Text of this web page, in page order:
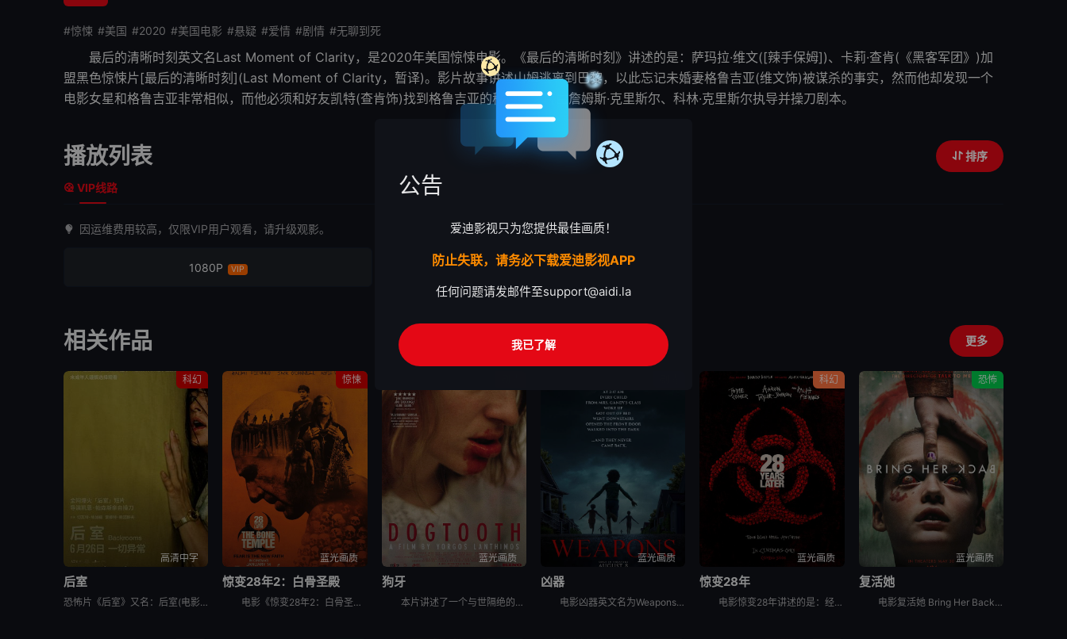
#惊悚 #美国 #2020 #美国电影 #悬疑 #爱情 #剧情 #无聊到死
最后的清晰时刻 英文名Last Moment of Clarity，是2020年美国惊悚电影。《最后的清晰时刻 》讲述的是：萨玛拉·维文([辣手保姆])、卡莉·查肯(《黑客军团》)加
盟黑色惊悚片[最后的清晰时刻 ](Last Moment of Clarity，暂译)。影片故事讲述山姆逃离到巴黎，以此忘记未婚妻格鲁吉亚(维文饰)被谋杀的事实，然而他却发现一个
电影女星和格鲁吉亚非常相似，而他必须和好友凯特(查肯饰)找到格鲁吉亚的秘密。该片由詹姆斯·克里斯尔、科林·克里斯尔执导并操刀剧本。
播放列表 排序
VIP线路
因运维费用较高，仅限VIP用户观看，请升级观影。
1080P VIP
相关作品 更多
科幻
高清中字
后室
恐怖片《后室》又名：后室(电影版),边缘空间：电影,嚇房(港),嚇房(戏院独家加长版),Backrooms: Everything Must Go Edition w,Bonus Footage,Ba
惊悚
蓝光画质
惊变28年2：白骨圣殿
电影《惊变28年2：白骨圣殿》讲述了：末日丧钟再度敲响，带领观众直视人性毁灭的炼狱，感染者的威胁和幸存人类的邪恶。
蓝光画质
狗牙
本片讲述了一个与世隔绝的奇怪家庭。家庭成员由一对父母和大儿子、两个女儿组成，一家五口终日生活在一座隐秘的大宅子里。三个孩子自小被父亲隔离于此，他们不能接触除父母外的人，对高墙之外的世界几乎一无所知
蓝光画质
凶器
电影凶器英文名为Weapons，讲述了：同一个晚上的同一个时间，同一个班级里的所有小孩，都神秘地失踪了，除了一个小孩。整个小镇都开始怀疑，究竟是谁或背后有什么原因，导致这些小孩都不见了？
科幻
蓝光画质
惊变28年
电影惊变28年讲述的是：经历病毒浩劫的幸存者们在远离城市的地方建立了新的聚集区，平静的生活却在28年后被再次打破。更加致命的病毒变异，日渐扭曲的人性与欲望，人类的命运将会何去何从？影片为《惊变28
恐怖
蓝光画质
复活她
电影复活她 Bring Her Back讲述的是：一对兄妹在他们新寄养母亲的偏远住所中，发现了一个可怕的仪式。
公告
爱迪影视只为您提供最佳画质！
防止失联，请务必下载爱迪影视APP
任何问题请发邮件至support@aidi.la
我已了解